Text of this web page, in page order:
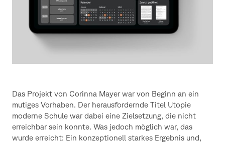
Das Projekt von Corinna Mayer war von Beginn an ein
mutiges Vorhaben. Der herausfordernde Titel Utopie
moderne Schule war dabei eine Zielsetzung, die nicht
erreichbar sein konnte. Was jedoch möglich war, das
wurde erreicht: Ein konzeptionell starkes Ergebnis und,